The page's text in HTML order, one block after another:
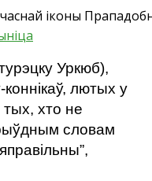
іконы
Уркюб),
лютых у
хто не
словам